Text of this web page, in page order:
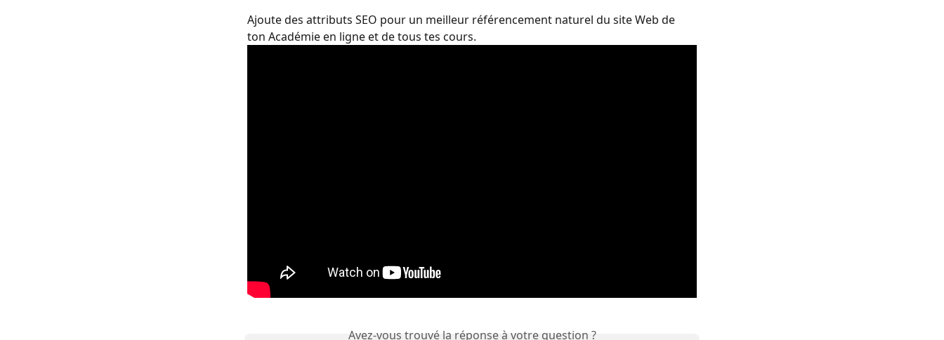
Ajoute des attributs SEO pour un meilleur référencement naturel du site Web de
ton Académie en ligne et de tous tes cours.
Avez-vous trouvé la réponse à votre question ?